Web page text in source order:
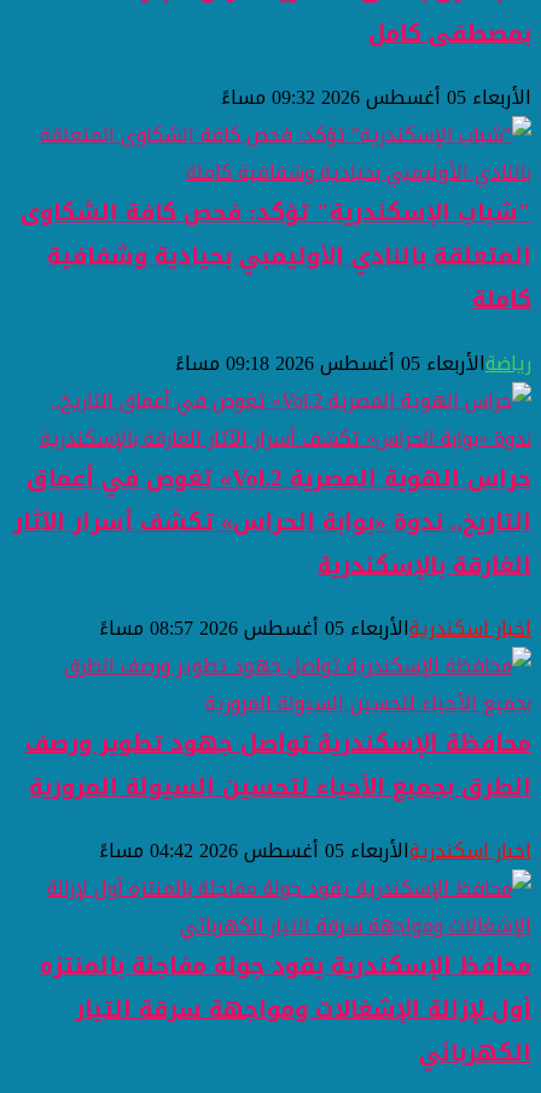
بمصطفى كامل
الأربعاء 05 أغسطس 2026 09:32 مساءً
"شباب الإسكندرية" تؤكد: فحص كافة الشكاوى
المتعلقة بالنادي الأوليمبي بحيادية وشفافية
كاملة
رياضةالأربعاء 05 أغسطس 2026 09:18 مساءً
حراس الهوية المصرية Vol.2» تغوص في أعماق
التاريخ.. ندوة «بوابة الحراس» تكشف أسرار الآثار
الغارقة بالإسكندرية
اخبار اسكندريةالأربعاء 05 أغسطس 2026 08:57 مساءً
محافظة الإسكندرية تواصل جهود تطوير ورصف
الطرق بجميع الأحياء لتحسين السيولة المرورية
اخبار اسكندريةالأربعاء 05 أغسطس 2026 04:42 مساءً
محافظ الإسكندرية يقود جولة مفاجئة بالمنتزه
أول لإزالة الإشغالات ومواجهة سرقة التيار
الكهربائي